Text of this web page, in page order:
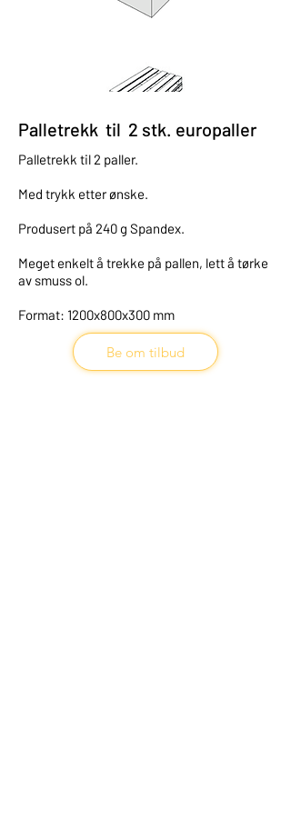
Palletrekk til 2 stk. europaller
Palletrekk til 2 paller.
Med trykk etter ønske.
Produsert på 240 g Spandex.
Meget enkelt å trekke på pallen, lett å tørke
av smuss ol.
Format: 1200x800x300 mm
Be om tilbud